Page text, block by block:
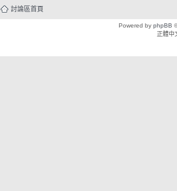
討論區首頁
Powered by phpBB
正體中